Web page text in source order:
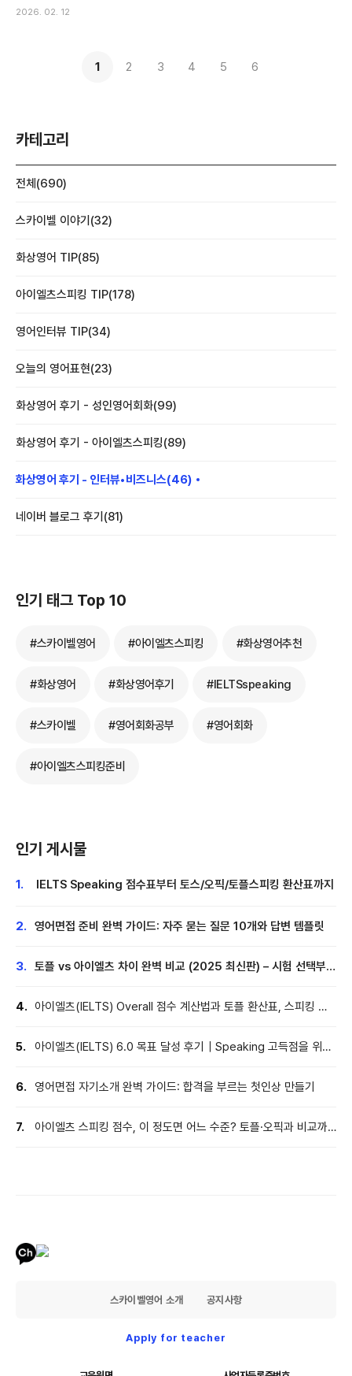
2026. 02. 12
1 2 3 4 5 6
카테고리
전체(690)
스카이벨 이야기(32)
화상영어 TIP(85)
아이엘츠스피킹 TIP(178)
영어인터뷰 TIP(34)
오늘의 영어표현(23)
화상영어 후기 - 성인영어회화(99)
화상영어 후기 - 아이엘츠스피킹(89)
화상영어 후기 - 인터뷰•비즈니스(46)
네이버 블로그 후기(81)
인기 태그 Top 10
#스카이벨영어 #아이엘츠스피킹 #화상영어추천
#화상영어 #화상영어후기 #IELTSspeaking
#스카이벨 #영어회화공부 #영어회화
#아이엘츠스피킹준비
인기 게시물
1. IELTS Speaking 점수표부터 토스/오픽/토플스피킹 환산표까지
2. 영어면접 준비 완벽 가이드: 자주 묻는 질문 10개와 답변 템플릿
3.
토플 vs 아이엘츠 차이 완벽 비교 (2025 최신판) – 시험 선택부터
4.
아이엘츠(IELTS) Overall 점수 계산법과 토플 환산표, 스피킹 약
5.
아이엘츠(IELTS) 6.0 목표 달성 후기｜Speaking 고득점을 위한
6.
영어면접 자기소개 완벽 가이드: 합격을 부르는 첫인상 만들기
7.
아이엘츠 스피킹 점수, 이 정도면 어느 수준? 토플·오픽과 비교까
스카이벨영어 소개 공지사항
Apply for teacher